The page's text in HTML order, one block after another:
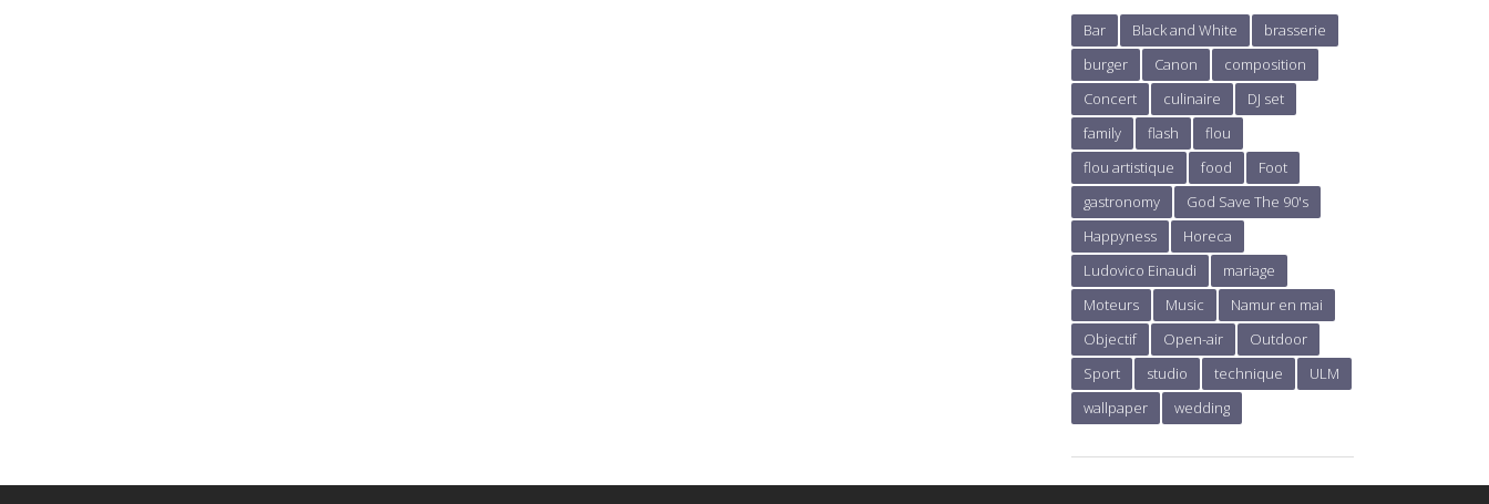
Bar Black and White
brasserie
burger
Canon
composition
Concert
culinaire
DJ set
family
flash
flou
flou artistique
food
Foot
gastronomy
God Save The 90's
Happyness
Horeca
Ludovico Einaudi
mariage
Moteurs
Music
Namur en mai
Objectif
Open-air
Outdoor
Sport
studio technique
ULM
wallpaper
wedding